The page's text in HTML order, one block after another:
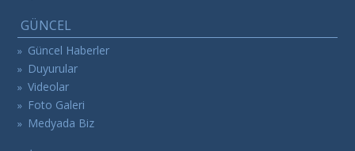
GÜNCEL
» Güncel Haberler
» Duyurular
» Videolar
» Foto Galeri
» Medyada Biz